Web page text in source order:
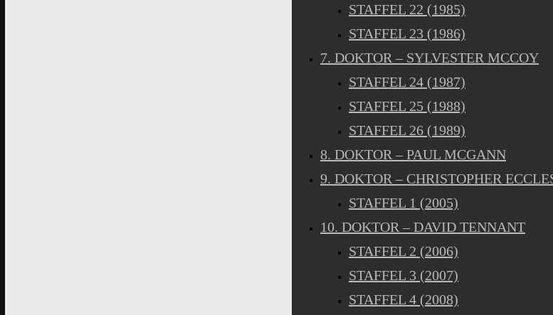
STAFFEL 22 (1985)
STAFFEL 23 (1986)
7. DOKTOR – SYLVESTER MCCOY
STAFFEL 24 (1987)
STAFFEL 25 (1988)
STAFFEL 26 (1989)
8. DOKTOR – PAUL MCGANN
9. DOKTOR – CHRISTOPHER
STAFFEL 1 (2005)
10. DOKTOR – DAVID TENNANT
STAFFEL 2 (2006)
STAFFEL 3 (2007)
STAFFEL 4 (2008)